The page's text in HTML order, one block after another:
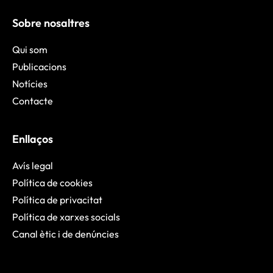
Sobre nosaltres
Qui som
Publicacions
Notícies
Contacte
Enllaços
Avís legal
Política de cookies
Política de privacitat
Política de xarxes socials
Canal ètic i de denúncies